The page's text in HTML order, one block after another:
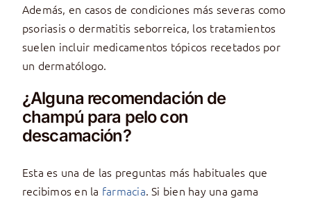
Además, en casos de condiciones más severas como
psoriasis o dermatitis seborreica, los tratamientos
suelen incluir medicamentos tópicos recetados por
un dermatólogo.
¿Alguna recomendación de
champú para pelo con
descamación?
Esta es una de las preguntas más habituales que
recibimos en la farmacia. Si bien hay una gama